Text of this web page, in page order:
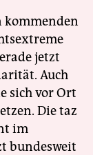
kommenden
jetzt
Auch
sich vor Ort
Die taz
im
bundesweit